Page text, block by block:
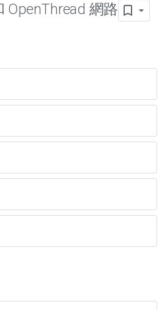
OpenThread 網路